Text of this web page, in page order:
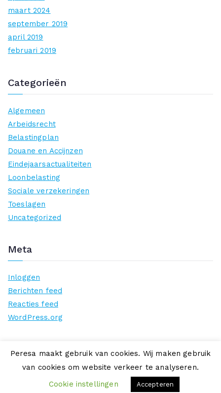
maart 2024
september 2019
april 2019
februari 2019
Categorieën
Algemeen
Arbeidsrecht
Belastingplan
Douane en Accijnzen
Eindejaarsactualiteiten
Loonbelasting
Sociale verzekeringen
Toeslagen
Uncategorized
Meta
Inloggen
Berichten feed
Reacties feed
WordPress.org
Copyright © 2026 Peresa. Aangedreven doorZakraen
WordPress
Peresa maakt gebruik van cookies. Wij maken gebruik
van cookies om website verkeer te analyseren.
Cookie instellingen
Accepteren